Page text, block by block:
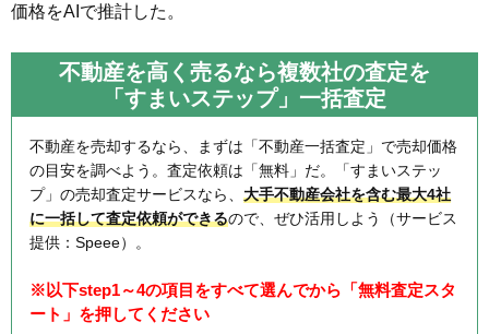
価格をAIで推計した。
不動産を高く売るなら複数社の査定を
「すまいステップ」一括査定
不動産を売却するなら、まずは「不動産一括査定」で売却価格
の目安を調べよう。査定依頼は「無料」だ。「すまいステッ
プ」の売却査定サービスなら、 大手不動産会社を含む最大4社
に一括して査定依頼ができるので、ぜひ活用しよう（サービス
提供：Speee）。
※以下step1～4の項目をすべて選んでから「無料査定スタ
ート」を押してください